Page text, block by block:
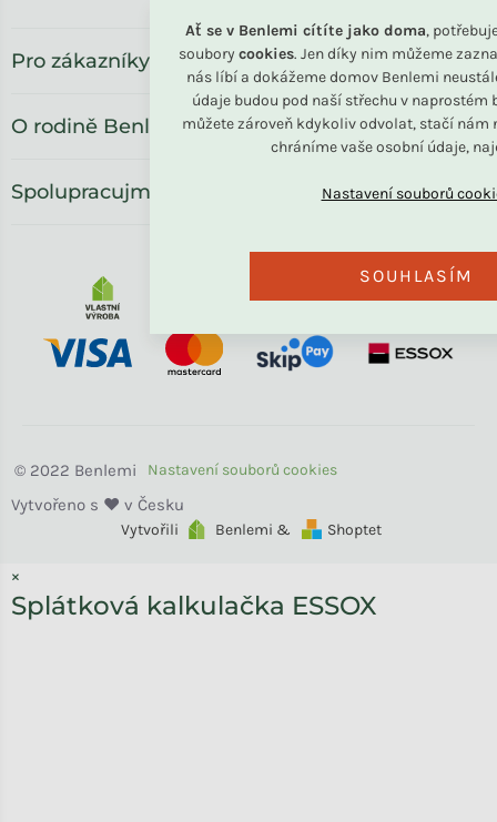
Ať se v Benlemi cítíte jako doma,
soubory cookies. Jen díky nim můžeme
nás líbí a dokážeme domov Benlemi
údaje budou pod naší střechu v naprostém
můžete zároveň kdykoliv odvolat, stačí nám
chráníme vaše osobní údaje,
SOUHLASÍM
Pro zákazníky
O rodině Benlemi
Spolupracujme
Vytvořili Benlemi & Shoptet
Benlemi
×
Splátková kalkulačka ESSOX